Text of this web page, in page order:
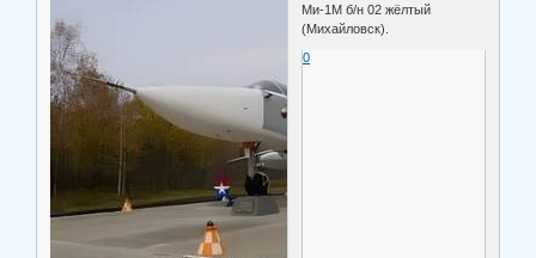
Ми-1М б/н 02 жёлтый
(Михайловск).
0